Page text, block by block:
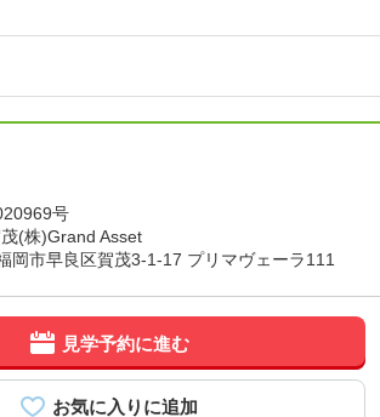
号
(株)Grand Asset
岡市早良区賀茂3-1-17 プリマヴェーラ111
見学予約に進む